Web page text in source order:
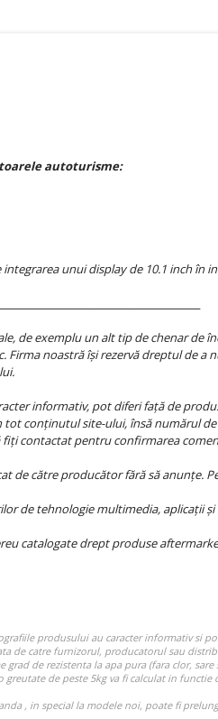
autoturisme:
unui display de 10.1 inch în
de exemplu un alt tip de chenar de
noastră își rezervă dreptul de
informativ, pot diferi față de
conținutul site-ului, însă numărul
contactat pentru confirmarea
de către producător fără să anunțe.
de tehnologie multimedia, aplicații
catalogate drept produse